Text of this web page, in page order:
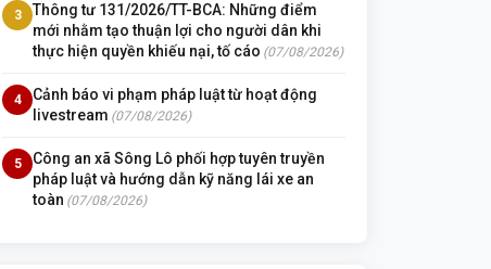
3
Thông tư 131/2026/TT-BCA: Những điểm
mới nhằm tạo thuận lợi cho người dân khi
thực hiện quyền khiếu nại, tố cáo (07/08/2026)
4
Cảnh báo vi phạm pháp luật từ hoạt động
livestream (07/08/2026)
5
Công an xã Sông Lô phối hợp tuyên truyền
pháp luật và hướng dẫn kỹ năng lái xe an
toàn (07/08/2026)